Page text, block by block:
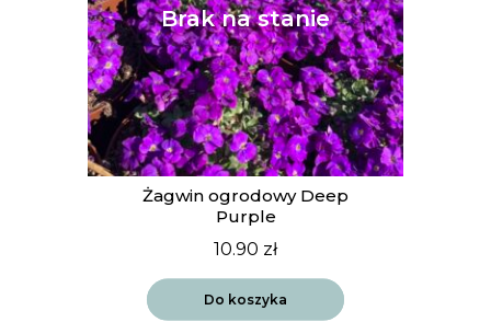
Żagwin ogrodowy Deep
Purple
10.90 zł
Do koszyka